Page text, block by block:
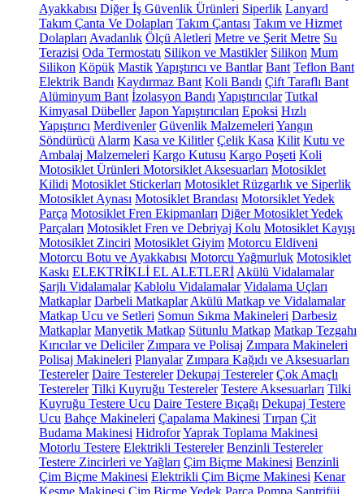
Ayakkabısı Diğer İş Güvenlik Ürünleri Siperlik Lanyard
Takım Çanta Ve Dolapları Takım Çantası Takım ve Hizmet
Dolapları Avadanlık Ölçü Aletleri Metre ve Şerit Metre Su
Terazisi Oda Termostatı Silikon ve Mastikler Silikon Mum
Silikon Köpük MastikYapıştırıcı ve Bantlar Bant Teflon Bant
Elektrik Bandı Kaydırmaz Bant Koli Bandı Çift Taraflı Bant
Alüminyum Bant İzolasyon Bandı Yapıştırıcılar Tutkal
Kimyasal Dübeller Japon Yapıştırıcıları Epoksi Hızlı
Yapıştırıcı Merdivenler Güvenlik Malzemeleri Yangın
Söndürücü Alarm Kasa ve Kilitler Çelik Kasa Kilit Kutu ve
Ambalaj Malzemeleri Kargo Kutusu Kargo Poşeti Koli
Motosiklet Ürünleri Motorsiklet Aksesuarları Motosiklet
Kilidi Motosiklet Stickerları Motosiklet Rüzgarlık ve Siperlik
Motosiklet Aynası Motosiklet Brandası Motorsiklet Yedek
Parça Motosiklet Fren Ekipmanları Diğer Motosiklet Yedek
Parçaları Motosiklet Fren ve Debriyaj Kolu Motosiklet Kayışı
Motosiklet Zinciri Motosiklet Giyim Motorcu Eldiveni
Motorcu Botu ve Ayakkabısı Motorcu Yağmurluk Motosiklet
Kaskı ELEKTRİKLİ EL ALETLERİ Akülü Vidalamalar
Şarjlı Vidalamalar Kablolu Vidalamalar Vidalama Uçları
Matkaplar Darbeli Matkaplar Akülü Matkap ve Vidalamalar
Matkap Ucu ve Setleri Somun Sıkma Makineleri Darbesiz
Matkaplar Manyetik Matkap Sütunlu Matkap Matkap Tezgahı
Kırıcılar ve Deliciler Zımpara ve Polisaj Zımpara Makineleri
Polisaj Makineleri Planyalar Zımpara Kağıdı ve Aksesuarları
Testereler Daire Testereler Dekupaj Testereler Çok Amaçlı
Testereler Tilki Kuyruğu Testereler Testere Aksesuarları Tilki
Kuyruğu Testere Ucu Daire Testere Bıçağı Dekupaj Testere
Ucu Bahçe Makineleri Çapalama Makinesi Tırpan Çit
Budama Makinesi HidroforYaprak Toplama Makinesi
Motorlu Testere Elektrikli Testereler Benzinli Testereler
Testere Zincirleri ve Yağları Çim Biçme Makinesi Benzinli
Çim Biçme Makinesi Elektrikli Çim Biçme Makinesi Kenar
Kesme Makinesi Çim Biçme Yedek Parça Pompa Santrifüj